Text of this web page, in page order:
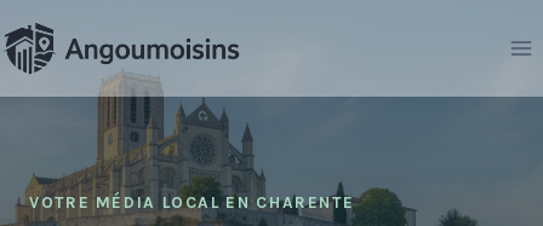
au
contenu
VOTRE MÉDIA LOCAL EN CHARENTE